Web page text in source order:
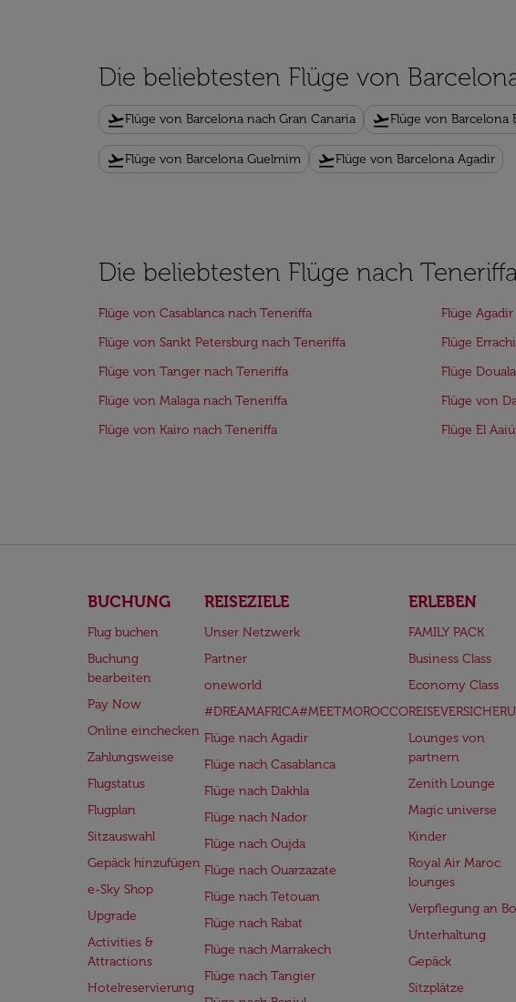
Die beliebtesten Flüge von
flight_takeoffFlüge von Barcelona nach Gran Canaria flight_takeoffFlüge von Barcelona
flight_takeoffFlüge von Barcelona Guelmim flight_takeoffFlüge von Barcelona Agadir
Die beliebtesten Flüge nach
Flüge von Casablanca nach Teneriffa Flüge
Flüge von Sankt Petersburg nach Teneriffa
Flüge
Flüge von Tanger nach Teneriffa
Flüge
Flüge von Malaga nach Teneriffa
Flüge von
Flüge von Kairo nach Teneriffa
Flüge El
BUCHUNG
Flug buchen
Buchung
bearbeiten
Pay Now
Online einchecken
Zahlungsweise
Flugstatus
Flugplan
Sitzauswahl
Gepäck hinzufügen
e-Sky Shop
Upgrade
Activities &
Attractions
Hotelreservierung
REISEZIELE
Unser Netzwerk
Partner
oneworld
#DREAMAFRICA#MEETMOROCCO
Flüge nach Agadir
Flüge nach Casablanca
Flüge nach Dakhla
Flüge nach Nador
Flüge nach Oujda
Flüge nach Ouarzazate
Flüge nach Tetouan
Flüge nach Rabat
Flüge nach Marrakech
Flüge nach Tangier
ERLEBEN
FAMILY PACK
Business Class
Economy Class
Lounges von
partnern
Zenith Lounge
Magic universe
Kinder
Royal Air Maroc
lounges
Verpflegung an
Unterhaltung
Gepäck
Sitzplätze